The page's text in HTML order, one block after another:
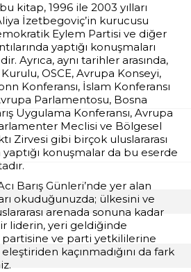
kitap, 1996 ile 2003 yılları
İzetbegoviç’in kurucusu
Eylem Partisi ve diğer
yaptığı konuşmaları
Ayrıca, aynı tarihler arasında,
OSCE, Avrupa Konseyi,
Konferansı, İslam Konferansı
Parlamentosu, Bosna
Uygulama Konferansı, Avrupa
Meclisi ve Bölgesel
Zirvesi gibi birçok uluslararası
konuşmalar da bu eserde
Barış Günleri’nde yer alan
okuduğunuzda; ülkesini ve
arenada sonuna kadar
liderin, yeri geldiğinde
partisine ve parti yetkililerine
kaçınmadığını da fark